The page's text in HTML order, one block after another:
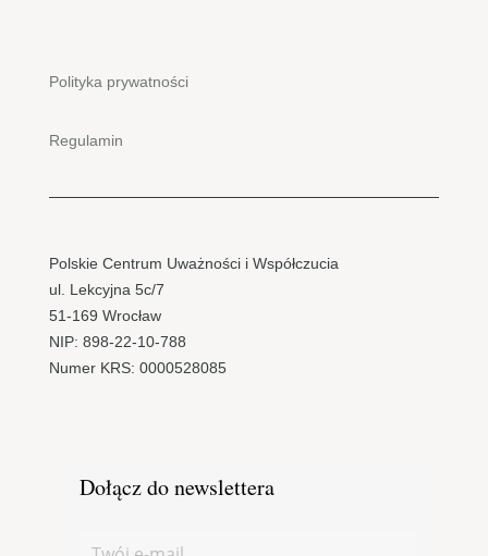
Polityka prywatności
Regulamin
Polskie Centrum Uważności i Współczucia
ul. Lekcyjna 5c/7
51-169 Wrocław
NIP: 898-22-10-788
Numer KRS: 0000528085
Dołącz do newslettera